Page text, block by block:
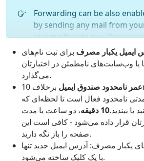
Forwarding can be also
by sending any mail from
real mailbox to
or
new@ at any other our
ایمیل یکبار مصرف برای ثبت نام‌های
وب‌سایت‌های نامطمئن در اختیارتان
می‌گذارد.
عمر نامحدود صندوق ایمیل
برخلاف 10minutemail com و
نامحدود فعال است تا لحظه‌ای که
یا ببندید.10 دقیقه
، دو ساعت یا مدت
قرار داده می‌شود - کافی است این
صفحه را باز نگه دارید.
یکبار مصرف: آدرس ایمیل جدید تنها
با یک کلیک ساخته می‌شود.